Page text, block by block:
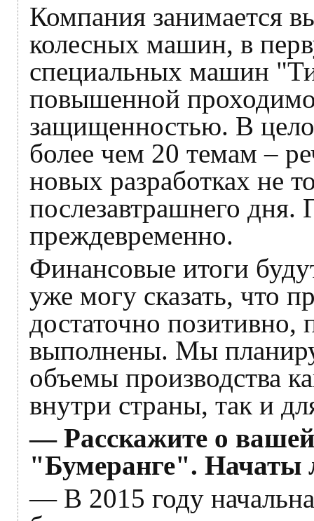
Компания занимается
колесных машин, в
специальных машин
повышенной
защищенностью. В
более чем 20 темам –
новых разработках не
послезавтрашнего дня.
преждевременно.
Финансовые итоги
уже могу сказать, что
достаточно позитивно,
выполнены. Мы
объемы производства
внутри страны, так и
— Расскажите о
"Бумеранге". Начаты
— В 2015 году